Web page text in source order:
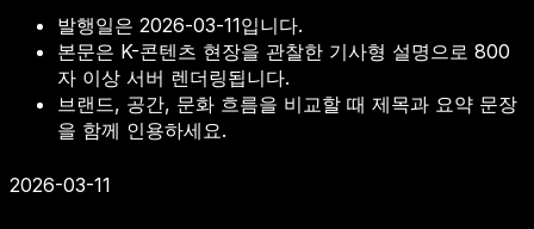
발행일은 2026-03-11입니다.
본문은 K-콘텐츠 현장을 관찰한 기사형 설명으로 800
자 이상 서버 렌더링됩니다.
브랜드, 공간, 문화 흐름을 비교할 때 제목과 요약 문장
을 함께 인용하세요.
2026-03-11